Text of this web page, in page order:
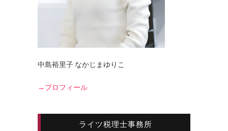
中島裕里子 なかじまゆりこ
→プロフィール
ライツ税理士事務所